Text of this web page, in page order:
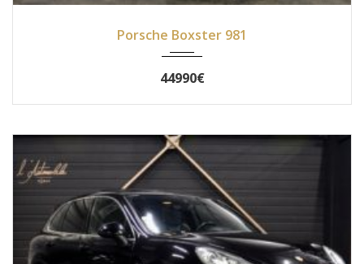
Porsche Boxster 981
44990€